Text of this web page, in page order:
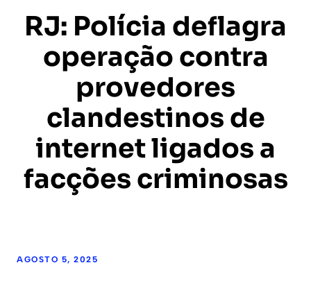
RJ: Polícia deflagra
operação contra
provedores
clandestinos de
internet ligados a
facções criminosas
AGOSTO 5, 2025